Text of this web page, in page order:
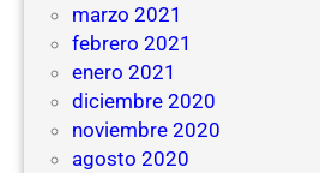
marzo 2021
febrero 2021
enero 2021
diciembre 2020
noviembre 2020
agosto 2020